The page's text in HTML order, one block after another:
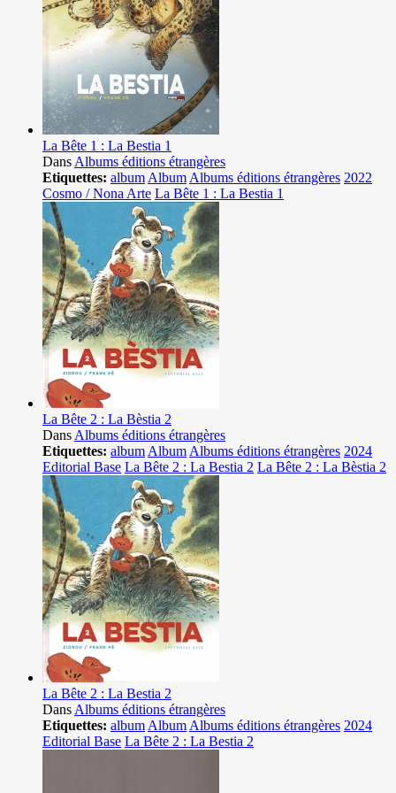
La Bête 1 : La Bestia 1
Dans Albums éditions étrangères
Etiquettes: album Album Albums éditions étrangères 2022
Cosmo / Nona Arte La Bête 1 : La Bestia 1
La Bête 2 : La Bèstia 2
Dans Albums éditions étrangères
Etiquettes: album Album Albums éditions étrangères 2024
Editorial Base La Bête 2 : La Bestia 2 La Bête 2 : La Bèstia 2
La Bête 2 : La Bestia 2
Dans Albums éditions étrangères
Etiquettes: album Album Albums éditions étrangères 2024
Editorial Base La Bête 2 : La Bestia 2